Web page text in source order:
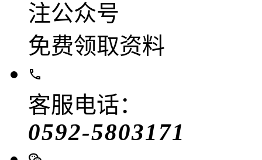
注公众号
免费领取资料
客服电话：
0592-5803171